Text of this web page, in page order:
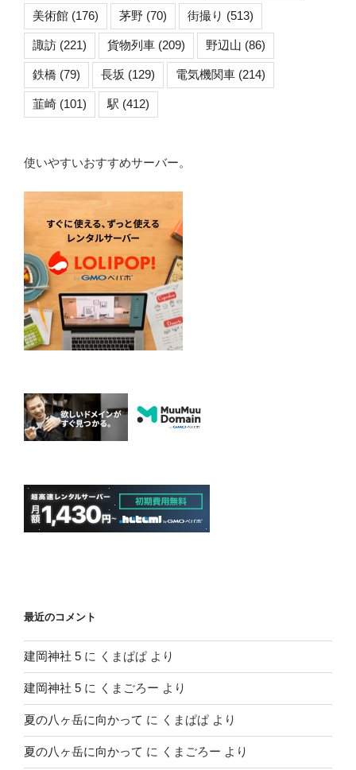
美術館 (176) 茅野 (70) 街撮り (513)
諏訪 (221) 貨物列車 (209) 野辺山 (86)
鉄橋 (79) 長坂 (129) 電気機関車 (214)
韮崎 (101) 駅 (412)
使いやすいおすすめサーバー。
最近のコメント
建岡神社 5 に くまぱぱ より
建岡神社 5 に くまごろー より
夏の八ヶ岳に向かって に くまぱぱ より
夏の八ヶ岳に向かって に くまごろー より